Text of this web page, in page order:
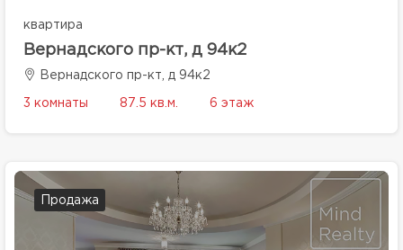
квартира
Вернадского пр-кт, д 94к2
Вернадского пр-кт, д 94к2
3 комнаты 87.5 кв.м. 6 этаж
Продажа